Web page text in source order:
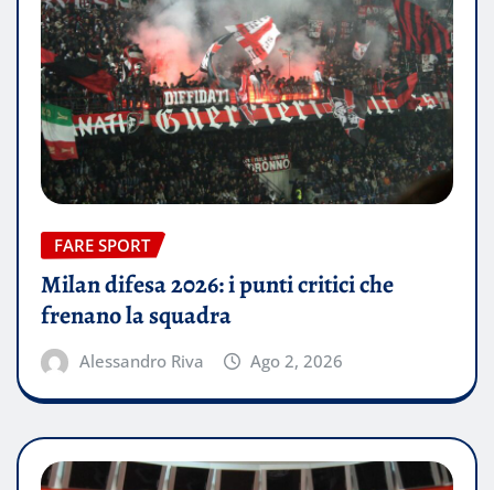
FARE SPORT
Milan difesa 2026: i punti critici che
frenano la squadra
Alessandro Riva Ago 2, 2026